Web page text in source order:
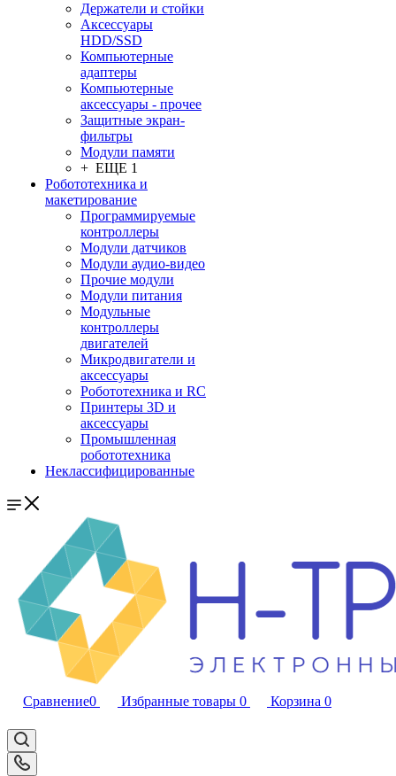
Держатели и стойки
Аксессуары
HDD/SSD
Компьютерные
адаптеры
Компьютерные
аксессуары - прочее
Защитные экран-
фильтры
Модули памяти
+ ЕЩЕ 1
Робототехника и
макетирование
Программируемые
контроллеры
Модули датчиков
Модули аудио-видео
Прочие модули
Модули питания
Модульные
контроллеры
двигателей
Микродвигатели и
аксессуары
Робототехника и RC
Принтеры 3D и
аксессуары
Промышленная
робототехника
Неклассифицированные
Сравнение0 Избранные товары 0 Корзина 0